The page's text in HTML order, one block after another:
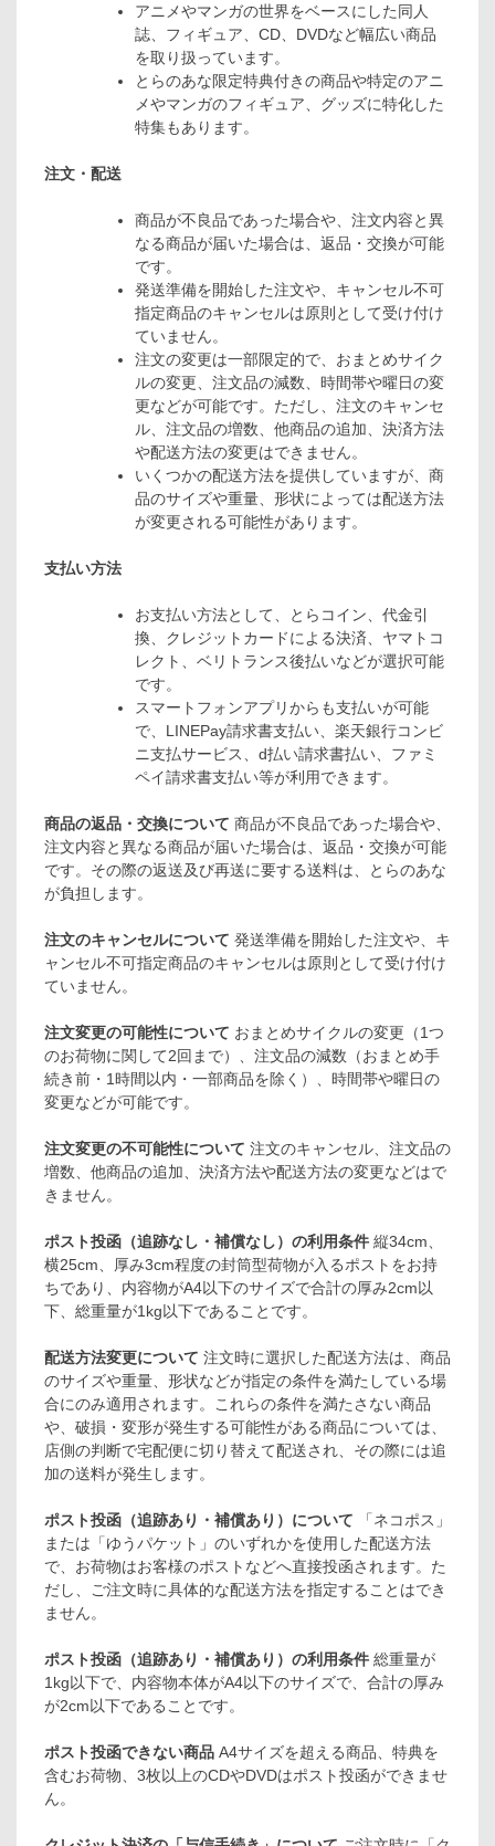
アニメやマンガの世界をベースにした同人
誌、フィギュア、CD、DVDなど幅広い商品
を取り扱っています。
とらのあな限定特典付きの商品や特定のアニ
メやマンガのフィギュア、グッズに特化した
特集もあります。
注文・配送
商品が不良品であった場合や、注文内容と異
なる商品が届いた場合は、返品・交換が可能
です。
発送準備を開始した注文や、キャンセル不可
指定商品のキャンセルは原則として受け付け
ていません。
注文の変更は一部限定的で、おまとめサイク
ルの変更、注文品の減数、時間帯や曜日の変
更などが可能です。ただし、注文のキャンセ
ル、注文品の増数、他商品の追加、決済方法
や配送方法の変更はできません。
いくつかの配送方法を提供していますが、商
品のサイズや重量、形状によっては配送方法
が変更される可能性があります。
支払い方法
お支払い方法として、とらコイン、代金引
換、クレジットカードによる決済、ヤマトコ
レクト、ベリトランス後払いなどが選択可能
です。
スマートフォンアプリからも支払いが可能
で、LINEPay請求書支払い、楽天銀行コンビ
ニ支払サービス、d払い請求書払い、ファミ
ペイ請求書支払い等が利用できます。
商品の返品・交換について 商品が不良品であった場合や、
注文内容と異なる商品が届いた場合は、返品・交換が可能
です。その際の返送及び再送に要する送料は、とらのあな
が負担します。
注文のキャンセルについて 発送準備を開始した注文や、キ
ャンセル不可指定商品のキャンセルは原則として受け付け
ていません。
注文変更の可能性について おまとめサイクルの変更（1つ
のお荷物に関して2回まで）、注文品の減数（おまとめ手
続き前・1時間以内・一部商品を除く）、時間帯や曜日の
変更などが可能です。
注文変更の不可能性について 注文のキャンセル、注文品の
増数、他商品の追加、決済方法や配送方法の変更などはで
きません。
ポスト投函（追跡なし・補償なし）の利用条件 縦34cm、
横25cm、厚み3cm程度の封筒型荷物が入るポストをお持
ちであり、内容物がA4以下のサイズで合計の厚み2cm以
下、総重量が1kg以下であることです。
配送方法変更について 注文時に選択した配送方法は、商品
のサイズや重量、形状などが指定の条件を満たしている場
合にのみ適用されます。これらの条件を満たさない商品
や、破損・変形が発生する可能性がある商品については、
店側の判断で宅配便に切り替えて配送され、その際には追
加の送料が発生します。
ポスト投函（追跡あり・補償あり）について 「ネコポス」
または「ゆうパケット」のいずれかを使用した配送方法
で、お荷物はお客様のポストなどへ直接投函されます。た
だし、ご注文時に具体的な配送方法を指定することはでき
ません。
ポスト投函（追跡あり・補償あり）の利用条件 総重量が
1kg以下で、内容物本体がA4以下のサイズで、合計の厚み
が2cm以下であることです。
ポスト投函できない商品 A4サイズを超える商品、特典を
含むお荷物、3枚以上のCDやDVDはポスト投函ができませ
ん。